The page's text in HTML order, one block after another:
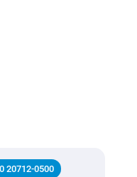
20712-0500